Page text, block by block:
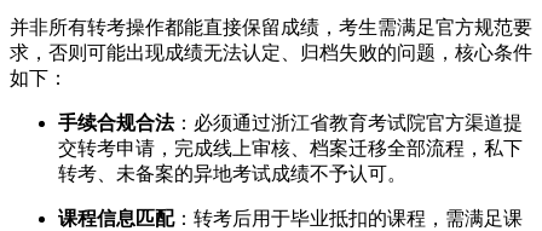
并非所有转考操作都能直接保留成绩，考生需满足官方规范要
求，否则可能出现成绩无法认定、归档失败的问题，核心条件
如下：
手续合规合法：必须通过浙江省教育考试院官方渠道提
交转考申请，完成线上审核、档案迁移全部流程，私下
转考、未备案的异地考试成绩不予认可。
课程信息匹配：转考后用于毕业抵扣的课程，需满足课